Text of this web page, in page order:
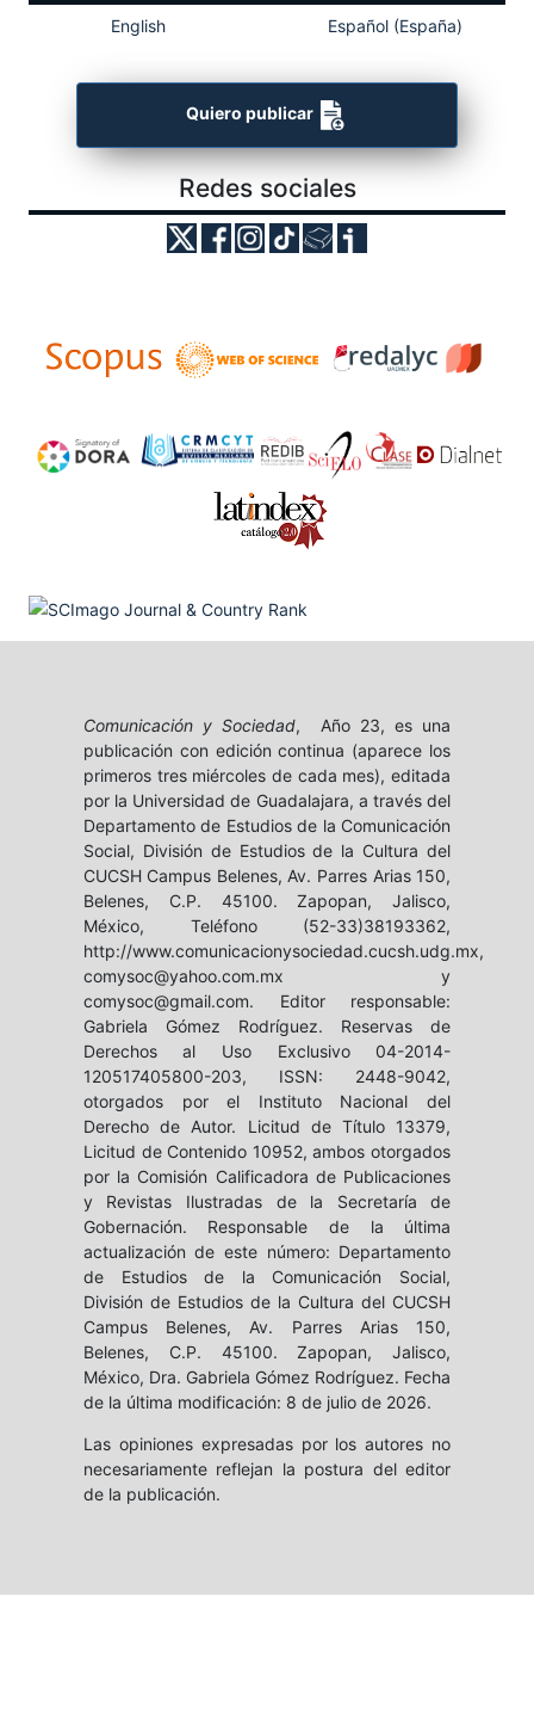
English Español (España)
Quiero publicar
Redes sociales
Comunicación y Sociedad, Año 23, es una
publicación con edición continua (aparece los
primeros tres miércoles de cada mes), editada
por la Universidad de Guadalajara, a través del
Departamento de Estudios de la Comunicación
Social, División de Estudios de la Cultura del
CUCSH Campus Belenes, Av. Parres Arias 150,
Belenes, C.P. 45100. Zapopan, Jalisco,
México, Teléfono (52-33)38193362,
http://www.comunicacionysociedad.cucsh.udg.mx,
comysoc@yahoo.com.mx y
comysoc@gmail.com. Editor responsable:
Gabriela Gómez Rodríguez. Reservas de
Derechos al Uso Exclusivo 04-2014-
120517405800-203, ISSN: 2448-9042,
otorgados por el Instituto Nacional del
Derecho de Autor. Licitud de Título 13379,
Licitud de Contenido 10952, ambos otorgados
por la Comisión Calificadora de Publicaciones
y Revistas Ilustradas de la Secretaría de
Gobernación. Responsable de la última
actualización de este número: Departamento
de Estudios de la Comunicación Social,
División de Estudios de la Cultura del CUCSH
Campus Belenes, Av. Parres Arias 150,
Belenes, C.P. 45100. Zapopan, Jalisco,
México, Dra. Gabriela Gómez Rodríguez. Fecha
de la última modificación: 8 de julio de 2026.
Las opiniones expresadas por los autores no
necesariamente reflejan la postura del editor
de la publicación.